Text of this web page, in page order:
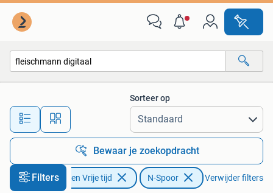
Alle afstanden…
Sorteer op
Bewaar je zoekopdracht
FiltersHobby en Vrije tijd N-Spoor Verwijder filters